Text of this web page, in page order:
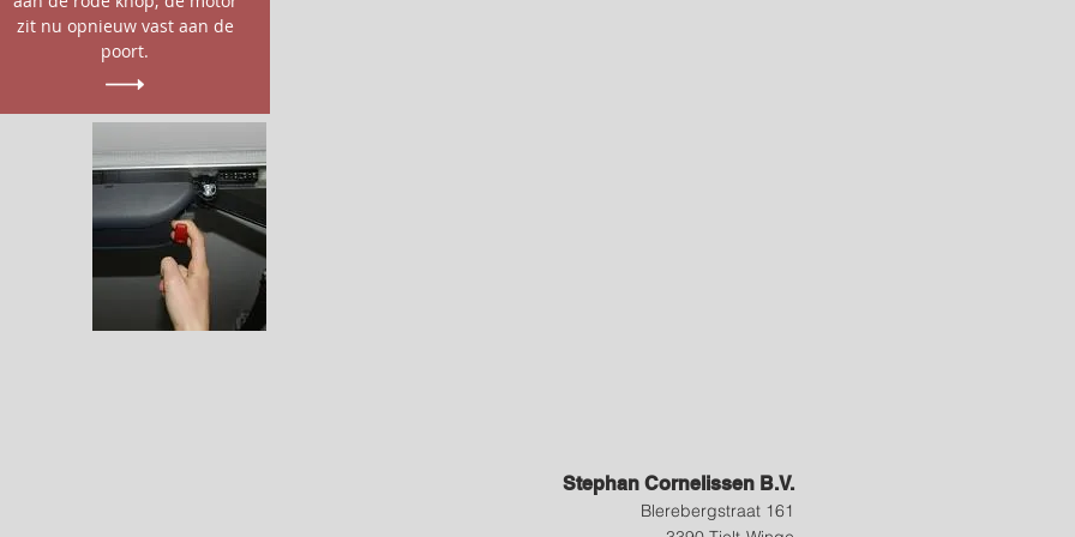
zit nu opnieuw vast aan de
poort.
Stephan Cornelissen B.V.
Blerebergstraat 161